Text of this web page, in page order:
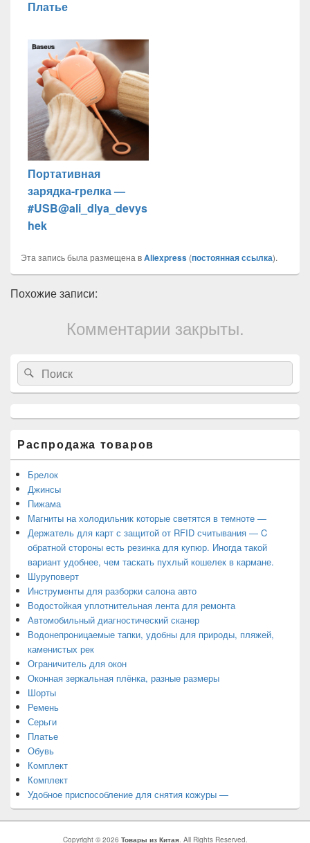
Платье
Портативная
зарядка-грелка —
#USB@ali_dlya_devys
hek
Эта запись была размещена вAliexpress (постоянная ссылка).
Похожие записи:
Комментарии закрыты.
Область
основной
боковой
панели
Search
for:
Search
Распродажа товаров
Брелок
Джинсы
Пижама
Магниты на холодильник которые светятся в темноте —
Держатель для карт с защитой от RFID считывания — C
обратной стороны есть резинка для купюр. Иногда такой
вариант удобнее, чем таскать пухлый кошелек в кармане.
Шуруповерт
Инструменты для разборки салона авто
Водостойкая уплотнительная лента для ремонта
Автомобильный диагностический сканер
Водонепроницаемые тапки, удобны для природы, пляжей,
каменистых рек
Ограничитель для окон
Оконная зеркальная плёнка, разные размеры
Шорты
Ремень
Серьги
Платье
Обувь
Комплект
Комплект
Удобное приспособление для снятия кожуры —
Copyright © 2026 Товары из Китая. All Rights Reserved.